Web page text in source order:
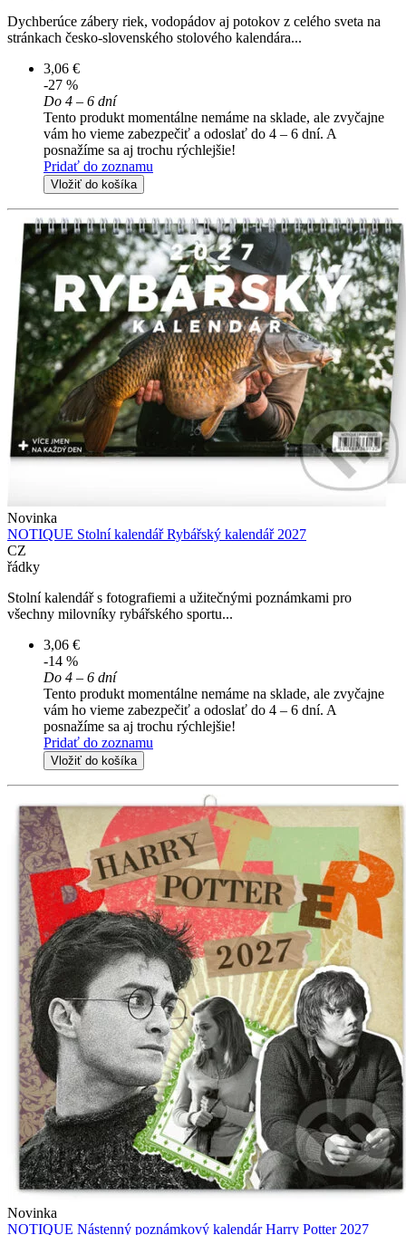
Dychberúce zábery riek, vodopádov aj potokov z celého sveta na
stránkach česko-slovenského stolového kalendára...
3,06 €
-27 %
Do 4 – 6 dní
Tento produkt momentálne nemáme na sklade, ale zvyčajne
vám ho vieme zabezpečiť a odoslať do 4 – 6 dní. A
posnažíme sa aj trochu rýchlejšie!
Pridať do zoznamu
Vložiť do košíka
Novinka
NOTIQUE Stolní kalendář Rybářský kalendář 2027
CZ
řádky
Stolní kalendář s fotografiemi a užitečnými poznámkami pro
všechny milovníky rybářského sportu...
3,06 €
-14 %
Do 4 – 6 dní
Tento produkt momentálne nemáme na sklade, ale zvyčajne
vám ho vieme zabezpečiť a odoslať do 4 – 6 dní. A
posnažíme sa aj trochu rýchlejšie!
Pridať do zoznamu
Vložiť do košíka
Novinka
NOTIQUE Nástenný poznámkový kalendár Harry Potter 2027